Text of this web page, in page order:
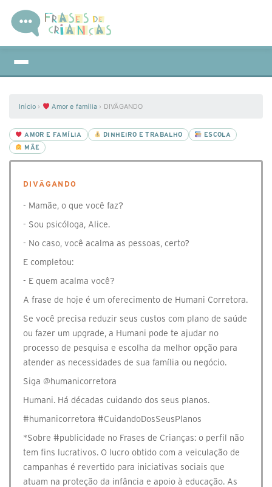
Início › Amor e família › DIVÃGANDO
AMOR E FAMÍLIA DINHEIRO E TRABALHO
ESCOLA
MÃE
DIVÃGANDO
- Mamãe, o que você faz?
- Sou psicóloga, Alice.
- No caso, você acalma as pessoas, certo?
E completou:
- E quem acalma você?
A frase de hoje é um oferecimento de Humani Corretora.
Se você precisa reduzir seus custos com plano de saúde
ou fazer um upgrade, a Humani pode te ajudar no
processo de pesquisa e escolha da melhor opção para
atender as necessidades de sua família ou negócio.
Siga @humanicorretora
Humani. Há décadas cuidando dos seus planos.
#humanicorretora #CuidandoDosSeusPlanos
*Sobre #publicidade no Frases de Crianças: o perfil não
tem fins lucrativos. O lucro obtido com a veiculação de
campanhas é revertido para iniciativas sociais que
atuam na proteção da infância e apoio à educação. As